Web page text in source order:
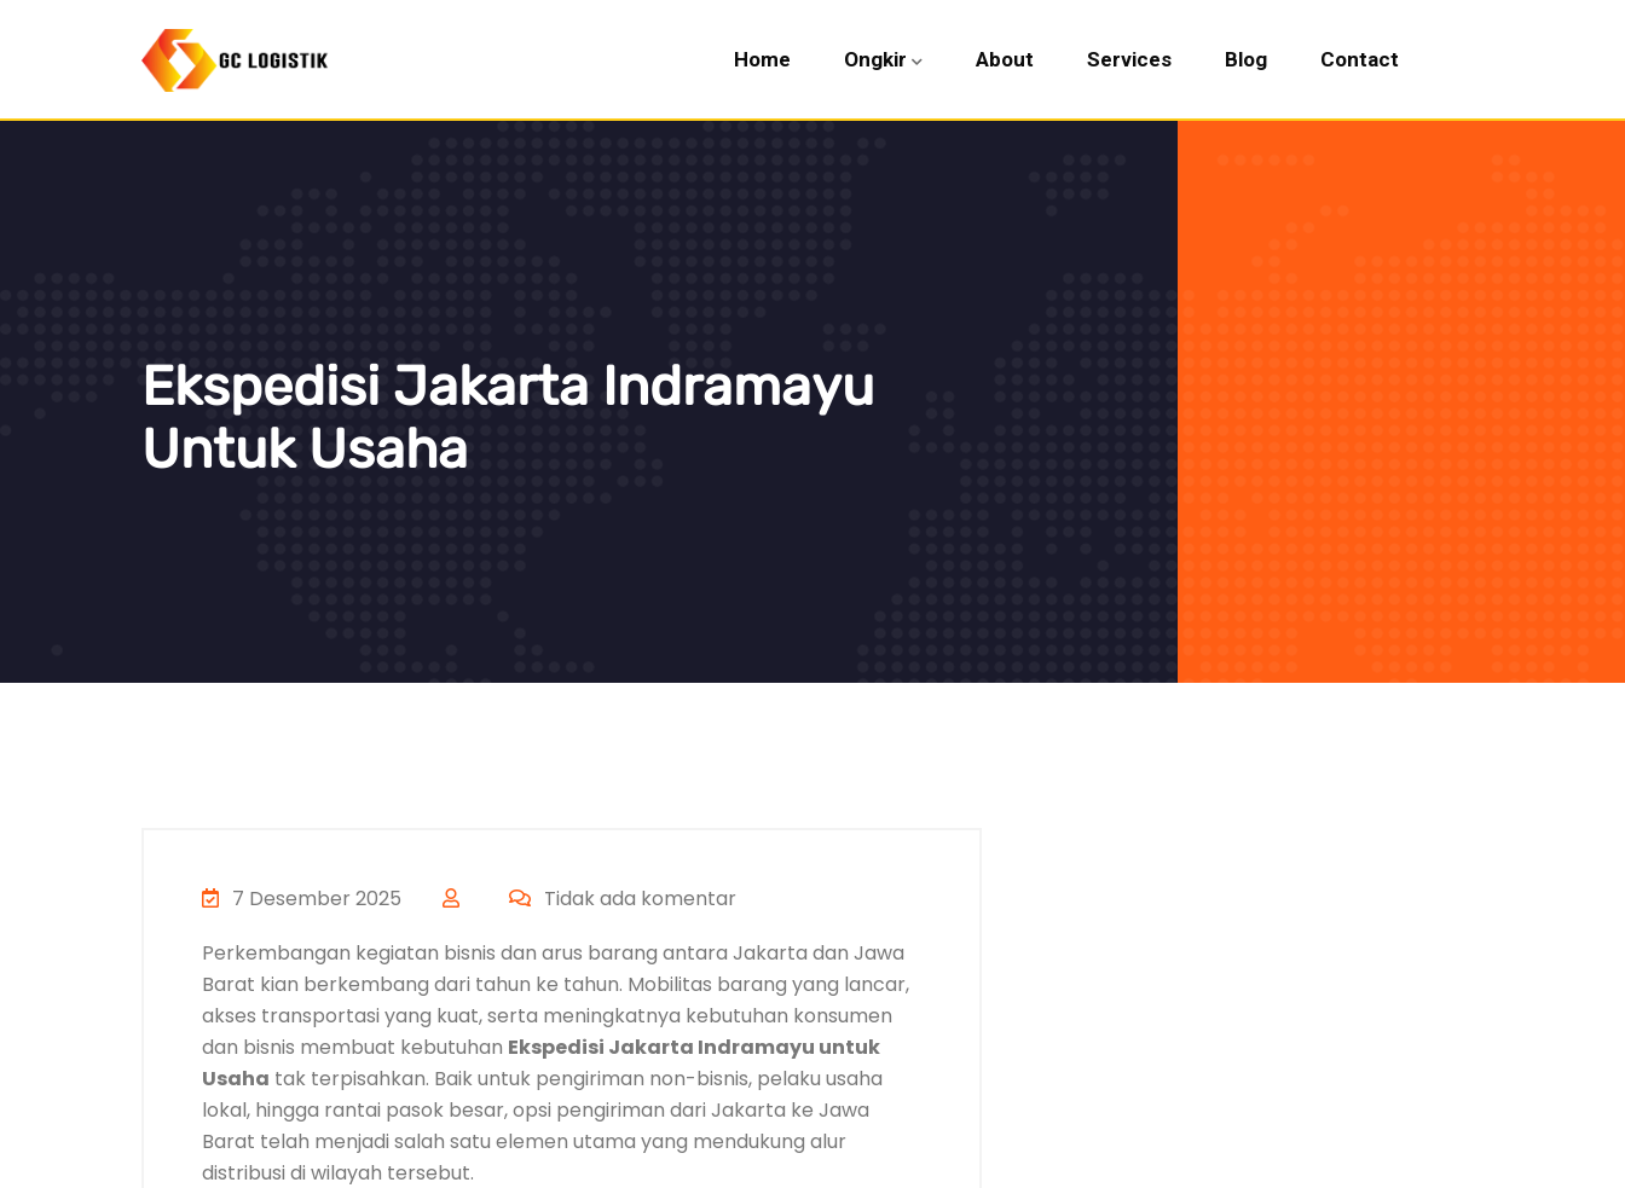
Home Ongkir About Services Blog Contact
Ekspedisi Jakarta Indramayu
Untuk Usaha
7 Desember 2025
Tidak ada komentar
Perkembangan kegiatan bisnis dan arus barang antara Jakarta dan Jawa
Barat kian berkembang dari tahun ke tahun. Mobilitas barang yang lancar,
akses transportasi yang kuat, serta meningkatnya kebutuhan konsumen
dan bisnis membuat kebutuhan Ekspedisi Jakarta Indramayu untuk
Usaha tak terpisahkan. Baik untuk pengiriman non-bisnis, pelaku usaha
lokal, hingga rantai pasok besar, opsi pengiriman dari Jakarta ke Jawa
Barat telah menjadi salah satu elemen utama yang mendukung alur
distribusi di wilayah tersebut.